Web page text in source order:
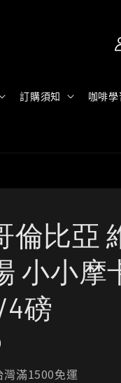
訂購須知 咖啡學
倫比亞
小小摩
4磅
灣滿1500免運